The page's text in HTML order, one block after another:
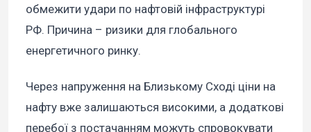
обмежити удари по нафтовій інфраструктурі
РФ. Причина – ризики для глобального
енергетичного ринку.
Через напруження на Близькому Сході ціни на
нафту вже залишаються високими, а додаткові
перебої з постачанням можуть спровокувати